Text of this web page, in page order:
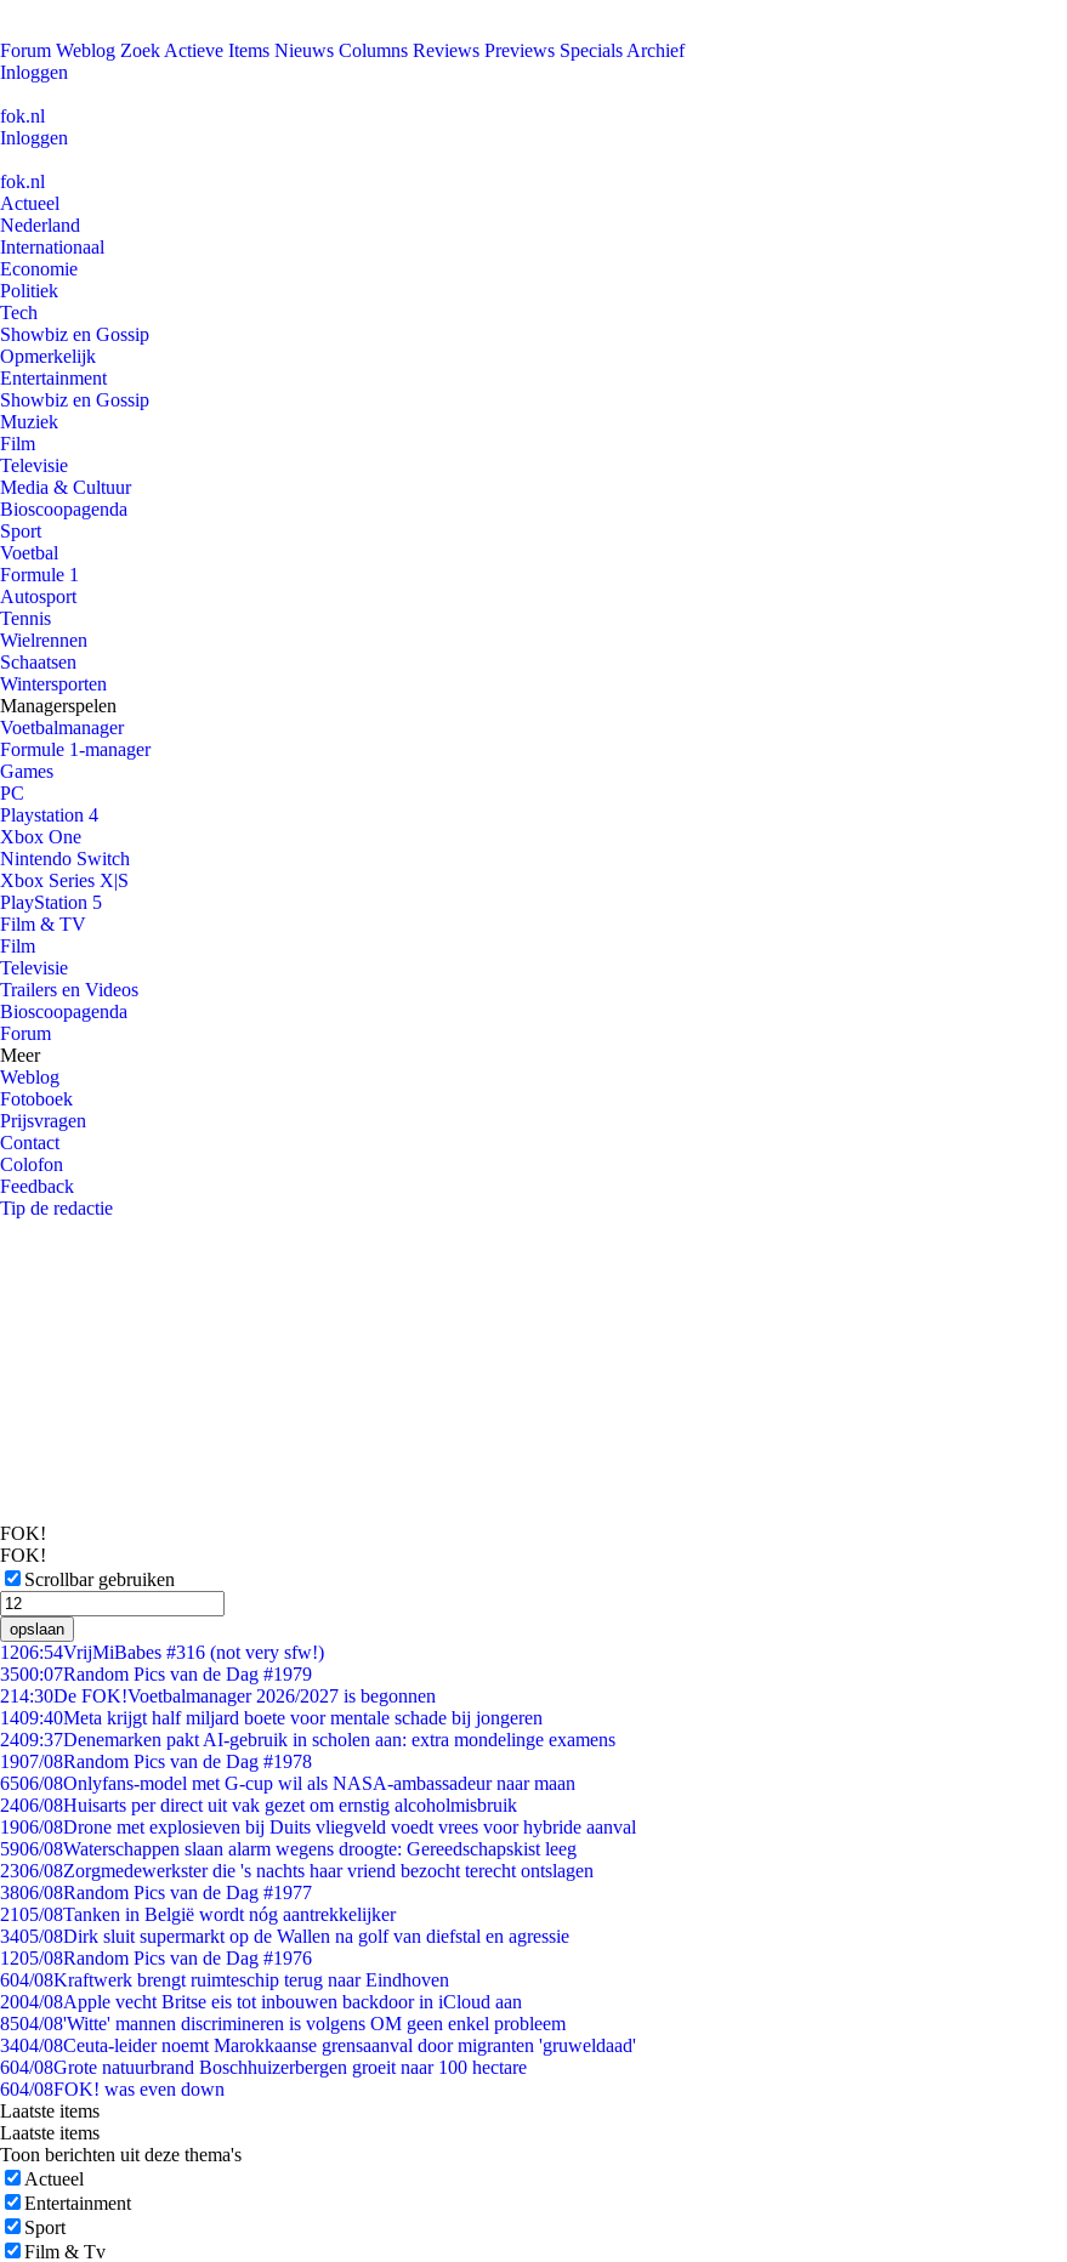
Forum Weblog Zoek Actieve Items Nieuws Columns Reviews Previews Specials Archief
Inloggen
fok.nl
Inloggen
fok.nl
Actueel
Nederland
Internationaal
Economie
Politiek
Tech
Showbiz en Gossip
Opmerkelijk
Entertainment
Showbiz en Gossip
Muziek
Film
Televisie
Media & Cultuur
Bioscoopagenda
Sport
Voetbal
Formule 1
Autosport
Tennis
Wielrennen
Schaatsen
Wintersporten
Managerspelen
Voetbalmanager
Formule 1-manager
Games
PC
Playstation 4
Xbox One
Nintendo Switch
Xbox Series X|S
PlayStation 5
Film & TV
Film
Televisie
Trailers en Videos
Bioscoopagenda
Forum
Meer
Weblog
Fotoboek
Prijsvragen
Contact
Colofon
Feedback
Tip de redactie
FOK!
FOK!
Scrollbar gebruiken
opslaan
1206:54VrijMiBabes #316 (not very sfw!)
3500:07Random Pics van de Dag #1979
214:30De FOK!Voetbalmanager 2026/2027 is begonnen
1409:40Meta krijgt half miljard boete voor mentale schade bij jongeren
2409:37Denemarken pakt AI-gebruik in scholen aan: extra mondelinge examens
1907/08Random Pics van de Dag #1978
6506/08Onlyfans-model met G-cup wil als NASA-ambassadeur naar maan
2406/08Huisarts per direct uit vak gezet om ernstig alcoholmisbruik
1906/08Drone met explosieven bij Duits vliegveld voedt vrees voor hybride aanval
5906/08Waterschappen slaan alarm wegens droogte: Gereedschapskist leeg
2306/08Zorgmedewerkster die 's nachts haar vriend bezocht terecht ontslagen
3806/08Random Pics van de Dag #1977
2105/08Tanken in België wordt nóg aantrekkelijker
3405/08Dirk sluit supermarkt op de Wallen na golf van diefstal en agressie
1205/08Random Pics van de Dag #1976
604/08Kraftwerk brengt ruimteschip terug naar Eindhoven
2004/08Apple vecht Britse eis tot inbouwen backdoor in iCloud aan
8504/08'Witte' mannen discrimineren is volgens OM geen enkel probleem
3404/08Ceuta-leider noemt Marokkaanse grensaanval door migranten 'gruweldaad'
604/08Grote natuurbrand Boschhuizerbergen groeit naar 100 hectare
604/08FOK! was even down
Laatste items
Laatste items
Toon berichten uit deze thema's
Actueel
Entertainment
Sport
Film & Tv